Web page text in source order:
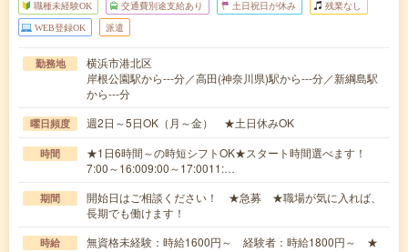
職種未経験OK 交通費別途支給あり 土日祝日が休み 残業なし
WEB登録OK 派遣
勤務地
横浜市港北区
岸根公園駅から---分／高田(神奈川県)駅から---分／新綱島駅
から---分
曜日頻度 週2日～5日OK（月～金） ★土日休みOK
時間
★1日6時間～の時短シフトOK★スタート時間選べます！
7:00～16:009:00～17:0011:…
期間
開始日はご相談ください！ ★急募 ★職場が気に入れば、
長期でも働けます！
時給
無資格未経験：時給1600円～ 経験者：時給1800円～ ★